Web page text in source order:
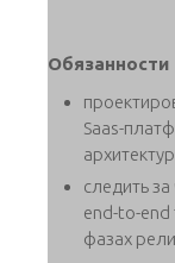
Обязанности
Saas-
следить
end-to-end
фазах